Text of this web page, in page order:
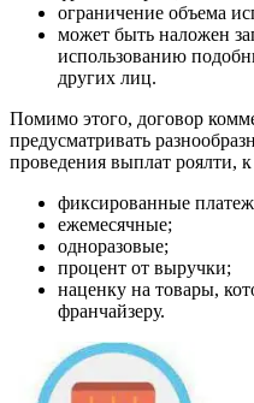
ограничение объема
может быть наложен
использованию
других лиц.
Помимо этого, договор
предусматривать
проведения выплат роялти,
фиксированные
ежемесячные;
одноразовые;
процент от выручки;
наценку на товары,
франчайзеру.